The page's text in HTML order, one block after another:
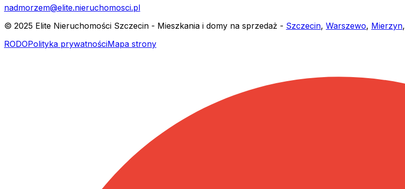
nadmorzem@elite.nieruchomosci.pl
© 2025 Elite Nieruchomości Szczecin - Mieszkania i domy na sprzedaż - Szczecin, Warszewo, Mierzyn,
RODOPolityka prywatnościMapa strony